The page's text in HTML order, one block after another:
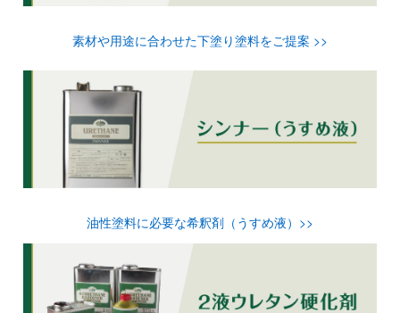
素材や用途に合わせた下塗り塗料をご提案 >>
油性塗料に必要な希釈剤（うすめ液）>>